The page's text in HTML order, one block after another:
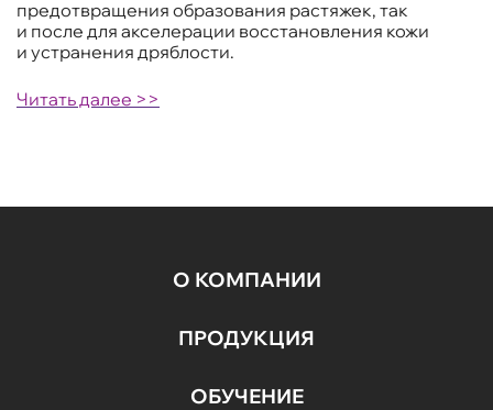
предотвращения образования растяжек, так
и после для акселерации восстановления кожи
и устранения дряблости.
Читать далее >>
О КОМПАНИИ
ПРОДУКЦИЯ
ОБУЧЕНИЕ